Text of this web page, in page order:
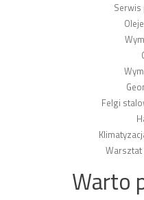
Felgi
Warto